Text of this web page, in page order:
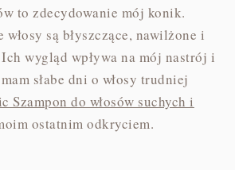
to zdecydowanie mój konik.
są błyszczące, nawilżone i
wygląd wpływa na mój nastrój i
słabe dni o włosy trudniej
Szampon do włosów suchych i
ostatnim odkryciem.